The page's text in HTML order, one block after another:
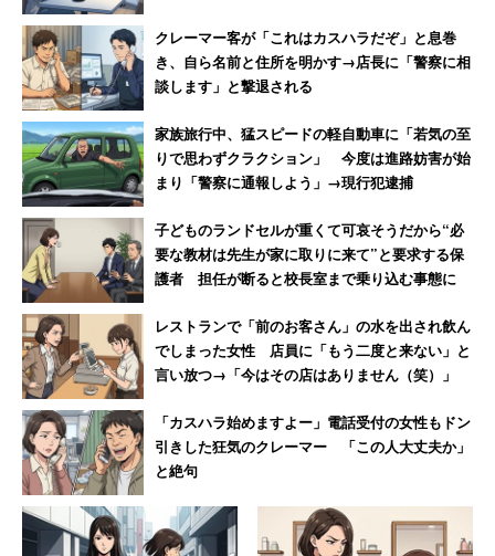
クレーマー客が「これはカスハラだぞ」と息巻
き、自ら名前と住所を明かす→店長に「警察に相
談します」と撃退される
家族旅行中、猛スピードの軽自動車に「若気の至
りで思わずクラクション」 今度は進路妨害が始
まり「警察に通報しよう」→現行犯逮捕
子どものランドセルが重くて可哀そうだから“必
要な教材は先生が家に取りに来て”と要求する保
護者 担任が断ると校長室まで乗り込む事態に
レストランで「前のお客さん」の水を出され飲ん
でしまった女性 店員に「もう二度と来ない」と
言い放つ→「今はその店はありません（笑）」
「カスハラ始めますよー」電話受付の女性もドン
引きした狂気のクレーマー 「この人大丈夫か」
と絶句